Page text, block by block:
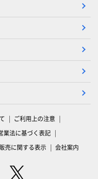
ご利用上の注意
業法に基づく表記
売に関する表示 会社案内